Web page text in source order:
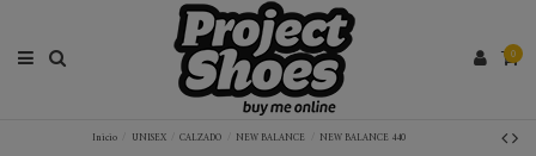
0
Inicio UNISEX CALZADO NEW BALANCE NEW BALANCE 440